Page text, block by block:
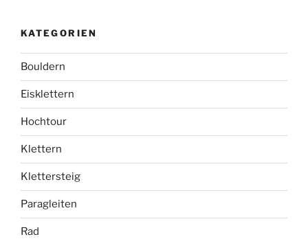
KATEGORIEN
Bouldern
Eisklettern
Hochtour
Klettern
Klettersteig
Paragleiten
Rad